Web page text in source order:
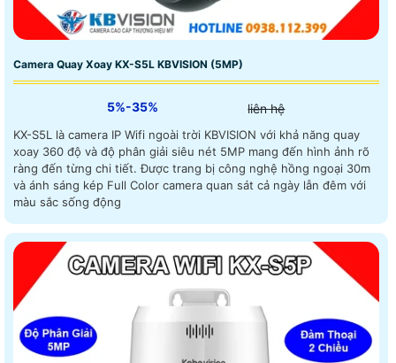
Camera Quay Xoay KX-S5L KBVISION (5MP)
5%-35% liên hệ
KX-S5L là camera IP Wifi ngoài trời KBVISION với khả năng quay
xoay 360 độ và độ phân giải siêu nét 5MP mang đến hình ảnh rõ
ràng đến từng chi tiết. Được trang bị công nghệ hồng ngoại 30m
và ánh sáng kép Full Color camera quan sát cả ngày lẫn đêm với
màu sắc sống động